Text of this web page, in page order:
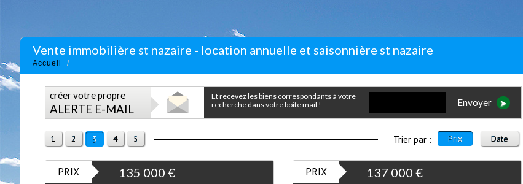
Vente immobilière st nazaire - location annuelle et saisonnière st nazaire
Accueil
créer votre propre
ALERTE E-MAIL
et recevez les biens correspondants à votre
recherche dans votre boîte mail !
Envoyer
1 2 3 4 5 Trier par : Prix Date
PRIX 135 000 € PRIX 137 000 €